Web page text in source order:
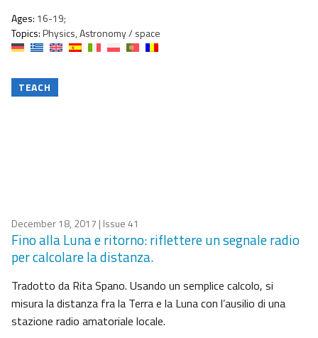
Ages: 16-19;
Topics:Physics, Astronomy / space
TEACH
December 18, 2017 | Issue 41
Fino alla Luna e ritorno: riflettere un segnale radio
per calcolare la distanza.
Tradotto da Rita Spano. Usando un semplice calcolo, si
misura la distanza fra la Terra e la Luna con l’ausilio di una
stazione radio amatoriale locale.